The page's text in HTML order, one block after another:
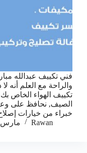
فني تكييف عبدالله
والراحة مع العلم أنه
تكييف الهواء الخاص
الصيف, نحافظ على
خبراء من خيارات
Rawan
مارس 27, 2021